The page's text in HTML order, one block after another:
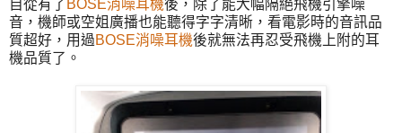
自從有了 BOSE消噪耳機後，除了能大幅隔絕飛機引擎噪
音，機師或空姐廣播也能聽得字字清晰，看電影時的音訊品
質超好，用過BOSE消噪耳機後就無法再忍受飛機上附的耳
機品質了。